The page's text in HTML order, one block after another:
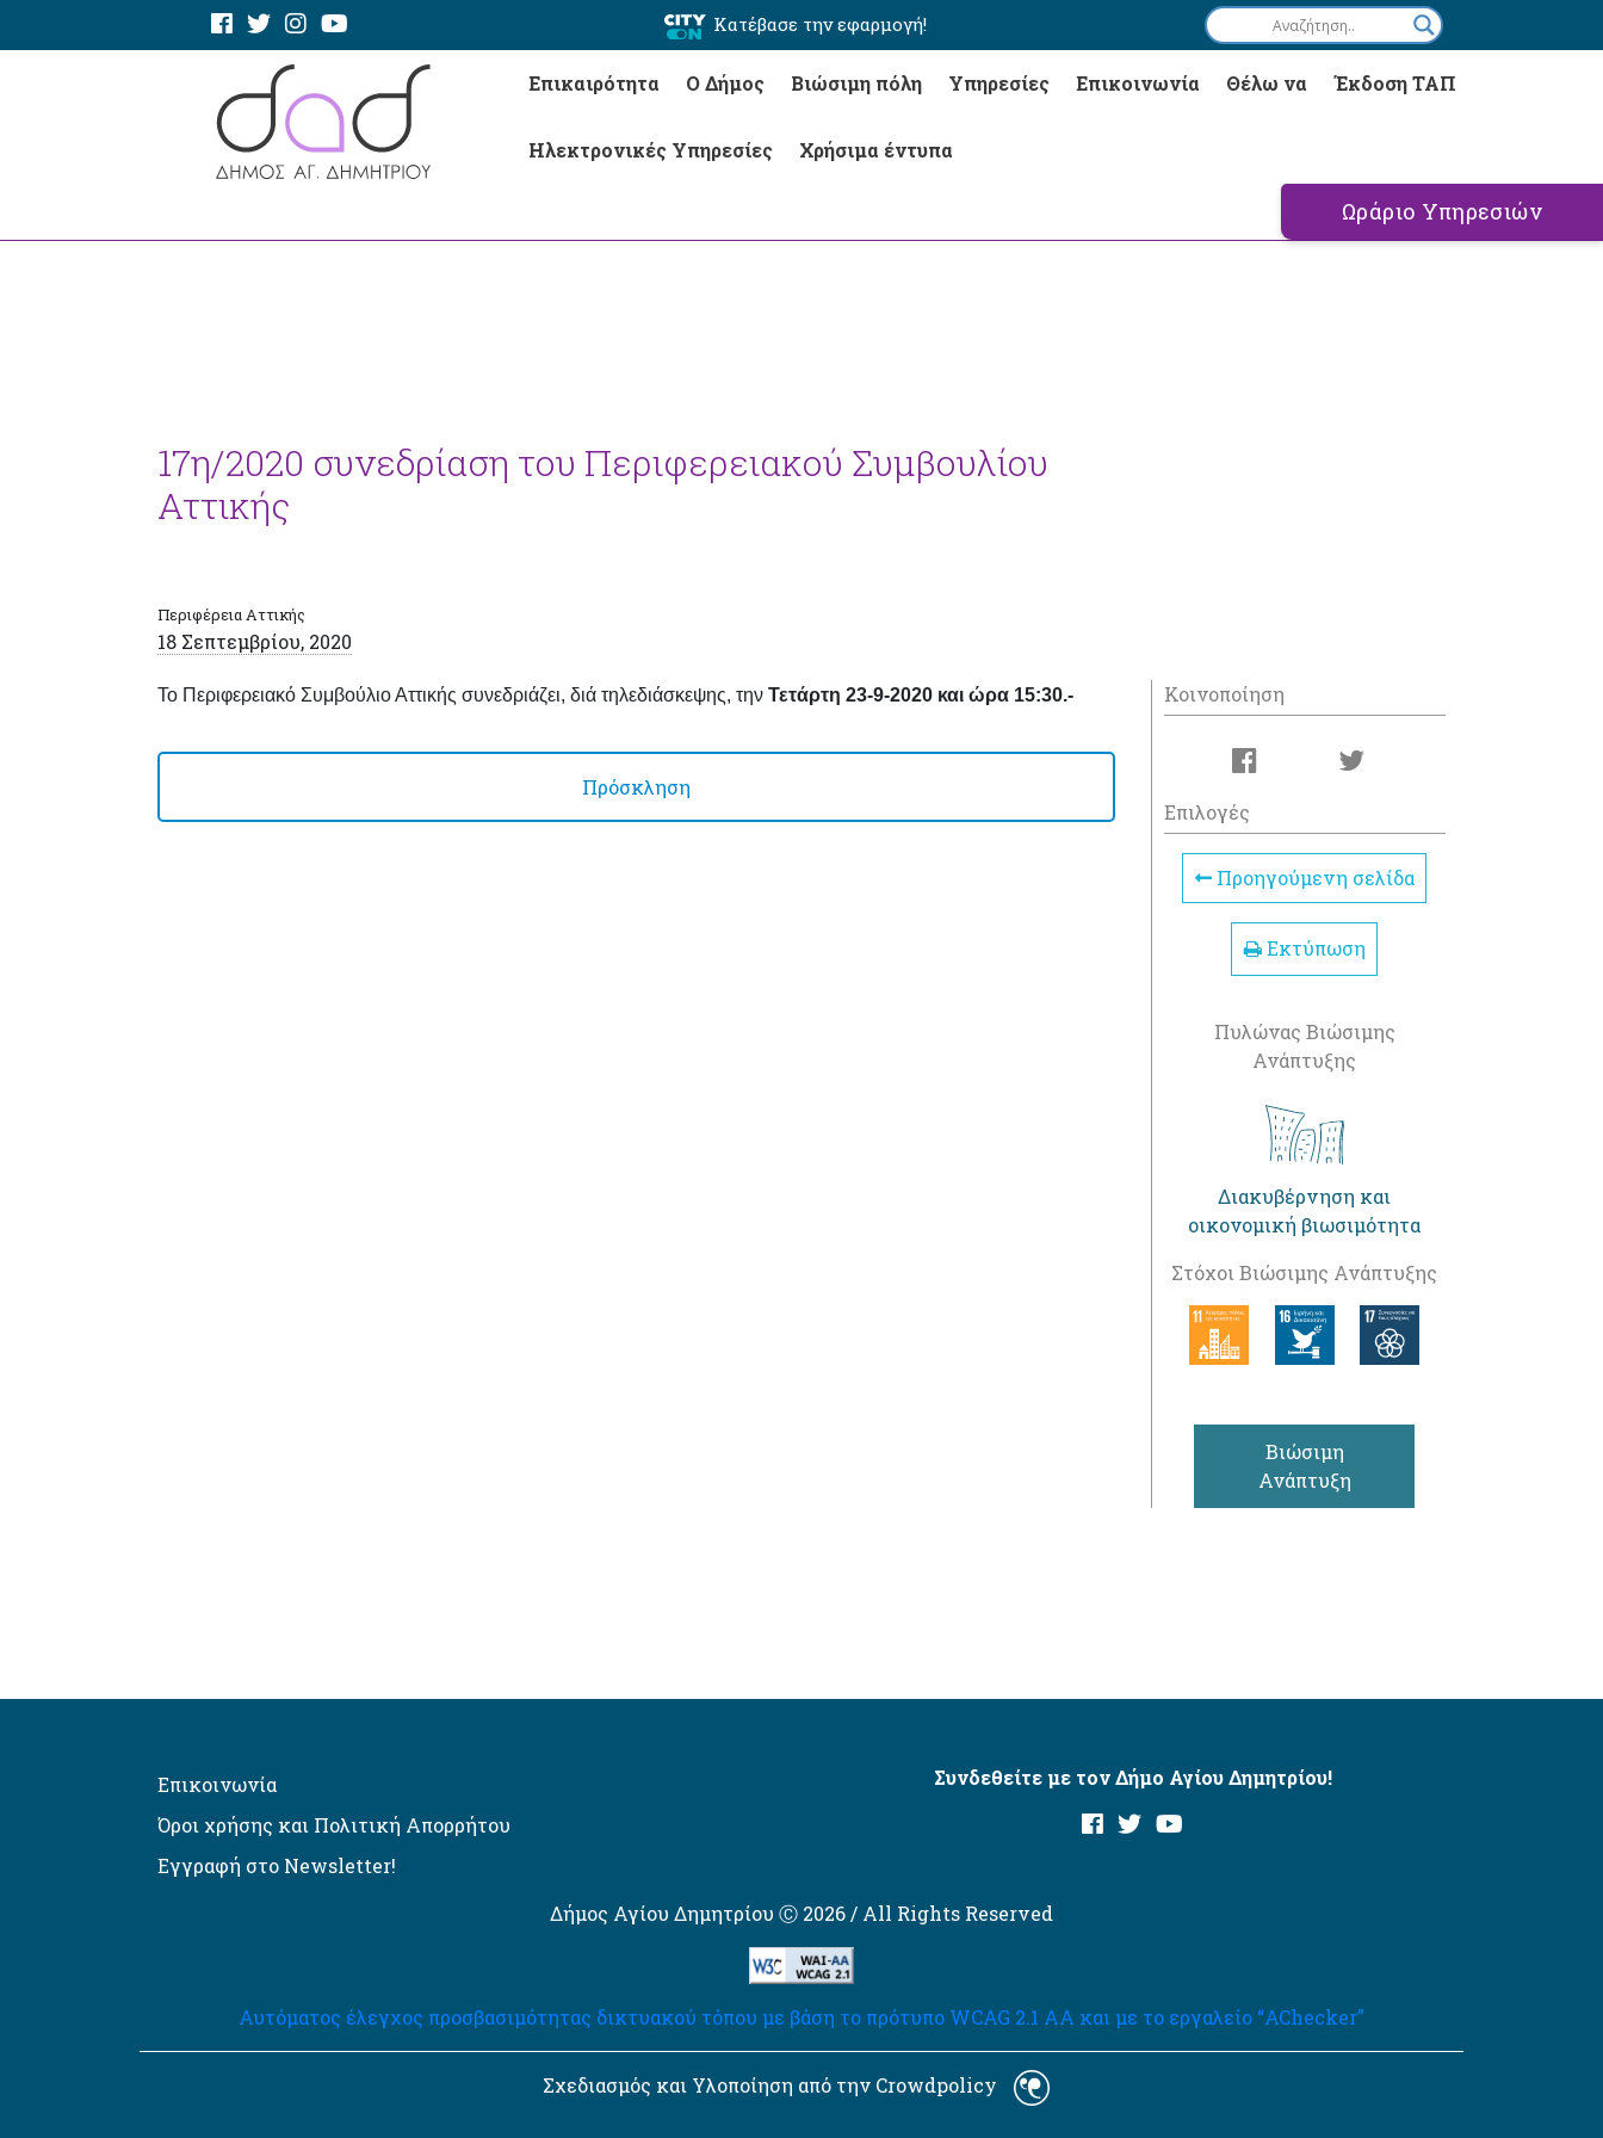
Κατέβασε την εφαρμογή!
Επικαιρότητα Ο Δήμος Βιώσιμη πόλη Υπηρεσίες Επικοινωνία Θέλω να Έκδοση ΤΑΠ
Ηλεκτρονικές Υπηρεσίες Χρήσιμα έντυπα
Ωράριο Υπηρεσιών
17η/2020 συνεδρίαση του Περιφερειακού Συμβουλίου
Αττικής
Περιφέρεια Αττικής
18 Σεπτεμβρίου, 2020
Το Περιφερειακό Συμβούλιο Αττικής συνεδριάζει, διά τηλεδιάσκεψης, την Τετάρτη 23-9-2020 και ώρα 15:30.-
Πρόσκληση
Κοινοποίηση
Επιλογές
Προηγούμενη σελίδα
Εκτύπωση
Πυλώνας Βιώσιμης
Ανάπτυξης
Διακυβέρνηση και
οικονομική βιωσιμότητα
Στόχοι Βιώσιμης Ανάπτυξης
Βιώσιμη
Ανάπτυξη
Επικοινωνία
Όροι χρήσης και Πολιτική Απορρήτου
Εγγραφή στο Newsletter!
Συνδεθείτε με τον Δήμο Αγίου Δημητρίου!
Δήμος Αγίου Δημητρίου Ⓒ 2026 / All Rights Reserved
Αυτόματος έλεγχος προσβασιμότητας δικτυακού τόπου με βάση το πρότυπο WCAG 2.1 AA και με το εργαλείο “AChecker”
Σχεδιασμός και Υλοποίηση από την Crowdpolicy